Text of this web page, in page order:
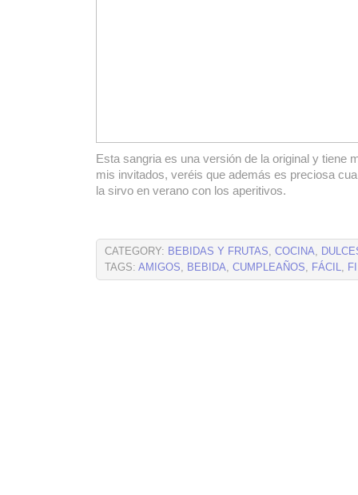
Esta sangria es una versión de la original y tiene
mis invitados, veréis que además es preciosa
la sirvo en verano con los aperitivos.
CATEGORY: BEBIDAS Y FRUTAS, COCINA,
TAGS: AMIGOS, BEBIDA, CUMPLEAÑOS, FÁCIL,